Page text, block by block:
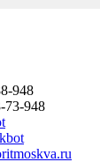
948
73-948